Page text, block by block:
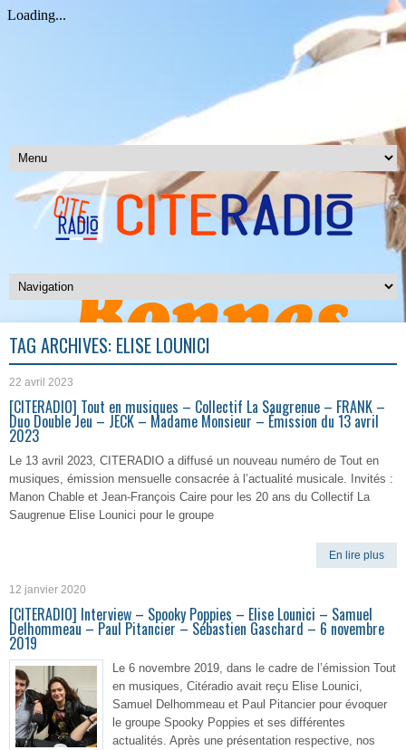
TAG ARCHIVES: ELISE LOUNICI
22 avril 2023
[CITERADIO] Tout en musiques – Collectif La Saugrenue – FRANK –
Duo Double Jeu – JECK – Madame Monsieur – Émission du 13 avril
2023
Le 13 avril 2023, CITERADIO a diffusé un nouveau numéro de Tout en
musiques, émission mensuelle consacrée à l’actualité musicale. Invités :
Manon Chable et Jean-François Caire pour les 20 ans du Collectif La
Saugrenue Elise Lounici pour le groupe
En lire plus
12 janvier 2020
[CITERADIO] Interview – Spooky Poppies – Elise Lounici – Samuel
Delhommeau – Paul Pitancier – Sébastien Gaschard – 6 novembre
2019
Le 6 novembre 2019, dans le cadre de l’émission Tout
en musiques, Citéradio avait reçu Elise Lounici,
Samuel Delhommeau et Paul Pitancier pour évoquer
le groupe Spooky Poppies et ses différentes
actualités. Après une présentation respective, nos